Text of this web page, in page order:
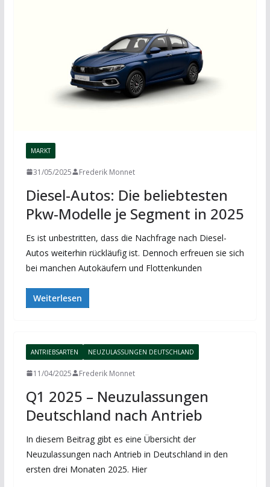
MARKT
31/05/2025 Frederik Monnet
Diesel-Autos: Die beliebtesten
Pkw-Modelle je Segment in 2025
Es ist unbestritten, dass die Nachfrage nach Diesel-
Autos weiterhin rückläufig ist. Dennoch erfreuen sie sich
bei manchen Autokäufern und Flottenkunden
Weiterlesen
ANTRIEBSARTEN NEUZULASSUNGEN DEUTSCHLAND
11/04/2025 Frederik Monnet
Q1 2025 – Neuzulassungen
Deutschland nach Antrieb
In diesem Beitrag gibt es eine Übersicht der
Neuzulassungen nach Antrieb in Deutschland in den
ersten drei Monaten 2025. Hier